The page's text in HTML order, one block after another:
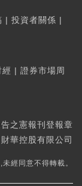
| 投資者關係 |
經 | 證券市場周
之憲報刊登報章
華控股有限公司
經同意不得轉載。